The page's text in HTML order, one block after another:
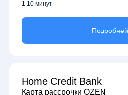
1-10 минут
Подробней
Home Credit Bank
Карта рассрочки OZEN